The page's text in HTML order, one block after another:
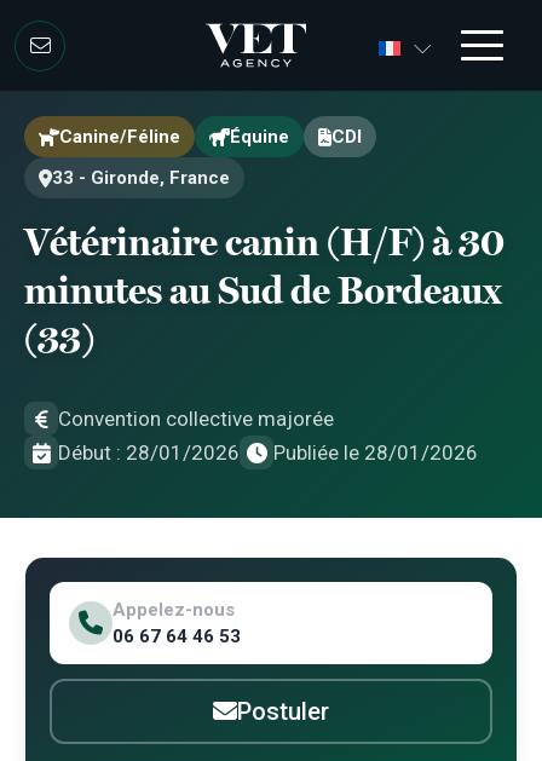
Canine/Féline Équine
CDI
33 - Gironde, France
Vétérinaire canin (H/F) à 30
minutes au Sud de Bordeaux
(33)
Convention collective majorée
Début : 28/01/2026
Publiée le 28/01/2026
Appelez-nous
06 67 64 46 53
Postuler